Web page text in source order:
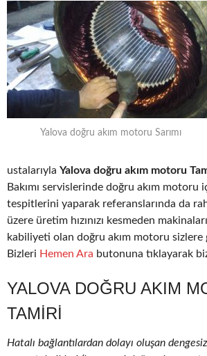
Yalova doğru akım motoru Sarımı
ustalarıyla Yalova doğru akım motoru
Bakımı servislerinde doğru akım motoru
tespitlerini yaparak referanslarında da
üzere üretim hızınızı kesmeden
kabiliyeti olan doğru akım motoru sizlere
Bizleri Hemen Ara butonuna tıklayarak
YALOVA DOĞRU AKIM
TAMIRI
Hatalı bağlantılardan dolayı oluşan